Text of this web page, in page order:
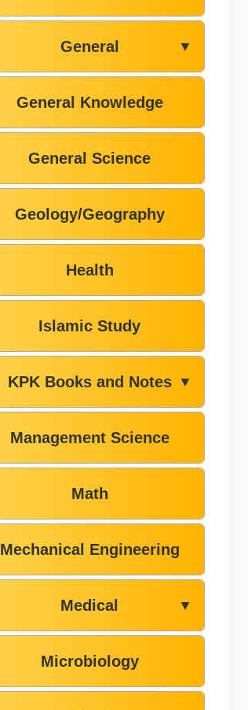
General ▼
General Knowledge
General Science
Geology/Geography
Health
Islamic Study
KPK Books and Notes ▼
Management Science
Math
Mechanical Engineering
Medical ▼
Microbiology